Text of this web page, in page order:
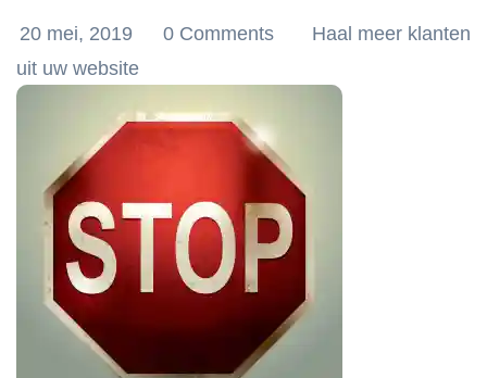
20 mei, 2019 0 Comments
Haal meer klanten
uit uw website